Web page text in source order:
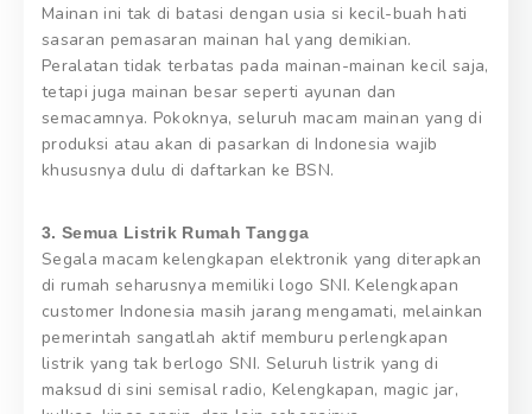
Mainan ini tak di batasi dengan usia si kecil-buah hati
sasaran pemasaran mainan hal yang demikian.
Peralatan tidak terbatas pada mainan-mainan kecil saja,
tetapi juga mainan besar seperti ayunan dan
semacamnya. Pokoknya, seluruh macam mainan yang di
produksi atau akan di pasarkan di Indonesia wajib
khususnya dulu di daftarkan ke BSN.
3. Semua Listrik Rumah Tangga
Segala macam kelengkapan elektronik yang diterapkan
di rumah seharusnya memiliki logo SNI. Kelengkapan
customer Indonesia masih jarang mengamati, melainkan
pemerintah sangatlah aktif memburu perlengkapan
listrik yang tak berlogo SNI. Seluruh listrik yang di
maksud di sini semisal radio, Kelengkapan, magic jar,